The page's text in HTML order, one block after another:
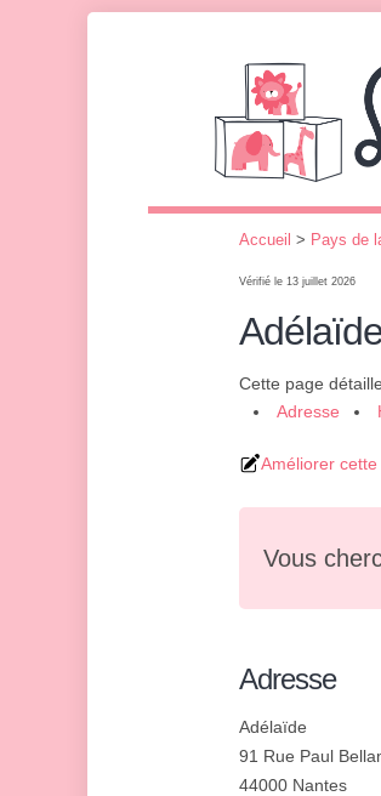
Accueil > Pays de
Vérifié le 13 juillet 2026
Cette page
Adresse
Améliorer cette
Vous
Adresse
Adélaïde
91 Rue Paul
44000 Nantes